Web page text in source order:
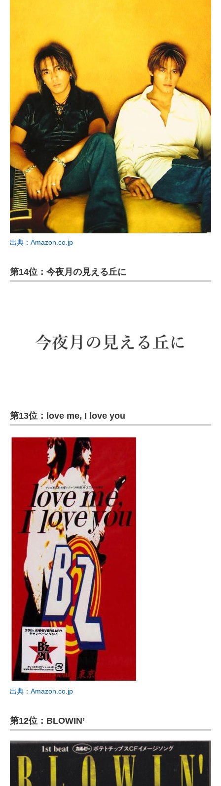
出典：Amazon.co.jp
第14位：今夜月の見える丘に
第13位：love me, I love you
出典：Amazon.co.jp
第12位：BLOWIN’